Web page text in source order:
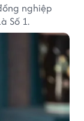
nghiệp
Số 1.